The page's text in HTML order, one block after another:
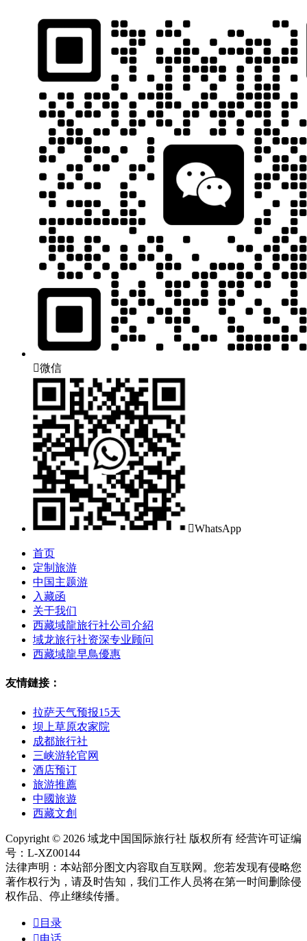
微信
WhatsApp
首页
定制旅游
中国主题游
入藏函
关于我们
西藏域龍旅行社公司介紹
域龙旅行社资深专业顾问
西藏域龍早鳥優惠
友情鏈接：
拉萨天气预报15天
坝上草原农家院
成都旅行社
三峡游轮官网
酒店预订
旅游推薦
中國旅遊
西藏文創
Copyright © 2026 域龙中国国际旅行社 版权所有 经营许可证编
号：L-XZ00144
法律声明：本站部分图文内容取自互联网。您若发现有侵略您
著作权行为，请及时告知，我们工作人员将在第一时间删除侵
权作品、停止继续传播。
 目录
电话